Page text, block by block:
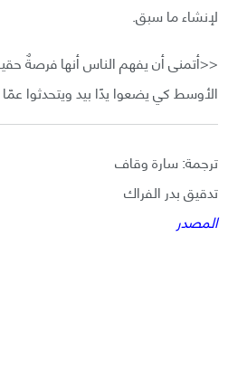
لإنشاء ما سبق.
<<أتمنى أن يفهم الناس أنها فرصةٌ
الأوسط كي يضعوا يدًا بيد ويتحدثوا
ترجمة: سارة وقاف
تدقيق بدر الفراك
المصدر